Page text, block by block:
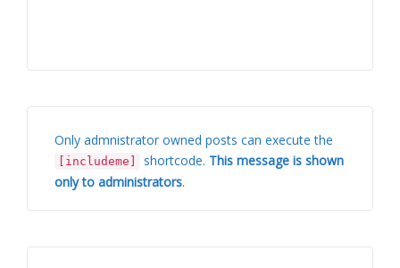
Only admnistrator owned posts can execute the
[includeme] shortcode. This message is shown
only to administrators.